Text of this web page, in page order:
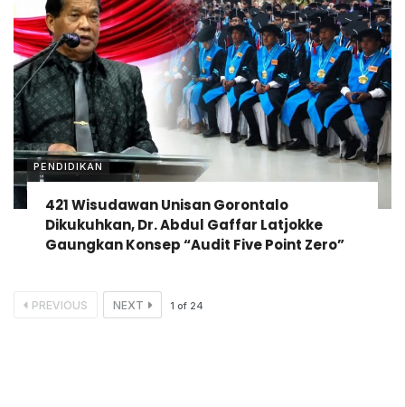
PENDIDIKAN
421 Wisudawan Unisan Gorontalo
Dikukuhkan, Dr. Abdul Gaffar Latjokke
Gaungkan Konsep “Audit Five Point Zero”
PREVIOUS NEXT 1 of 24